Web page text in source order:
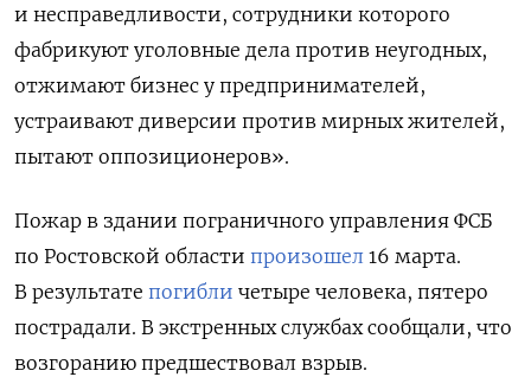
и несправедливости, сотрудники которого
фабрикуют уголовные дела против неугодных,
отжимают бизнес у предпринимателей,
устраивают диверсии против мирных жителей,
пытают оппозиционеров».
Пожар в здании пограничного управления ФСБ
по Ростовской области произошел 16 марта.
В результате погибли четыре человека, пятеро
пострадали. В экстренных службах сообщали, что
возгоранию предшествовал взрыв.